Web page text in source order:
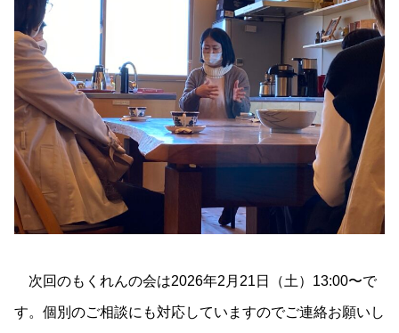
次回のもくれんの会は2026年2月21日（土）13:00〜で
す。個別のご相談にも対応していますのでご連絡お願いし